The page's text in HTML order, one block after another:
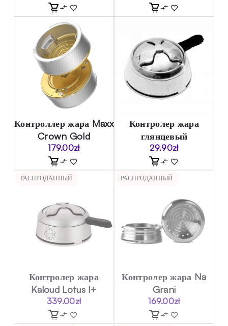
Контроллер жара Maxx
Crown Gold
179.00zł
Контролер жара
глянцевый
29.90zł
РАСПРОДАННЫЙ
Контролер жара
Kaloud Lotus I+
339.00zł
РАСПРОДАННЫЙ
Контролер жара Na
Grani
169.00zł